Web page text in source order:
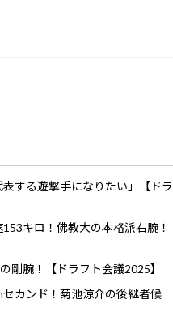
する遊撃手になりたい」【ドラ
キロ！佛教大の本格派右腕！
剛腕！【ドラフト会議2025】
カンド！菊池涼介の後継者候